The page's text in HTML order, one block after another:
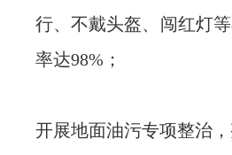
行、不戴头盔、闯红灯
率达98%；
开展地面油污专项整治